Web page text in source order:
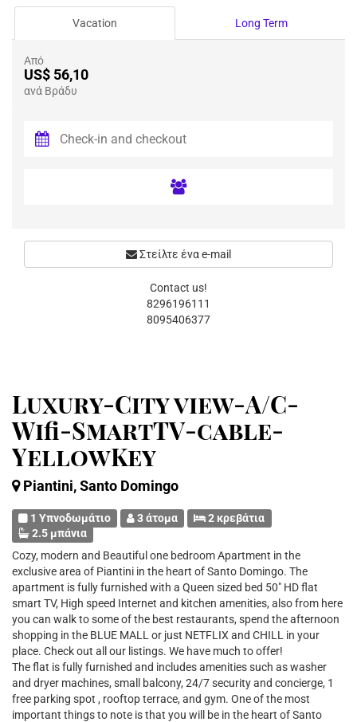
Luxury-City view-A/C-
Wifi-SmartTV-cable-
YellowKey
Piantini, Santo Domingo
1 Υπνοδωμάτιο 3 άτομα
2 κρεβάτια
2.5 μπάνια
Cozy, modern and Beautiful one bedroom Apartment in the
exclusive area of Piantini in the heart of Santo Domingo. The
apartment is fully furnished with a Queen sized bed 50" HD flat
smart TV, High speed Internet and kitchen amenities, also from here
you can walk to some of the best restaurants, spend the afternoon
shopping in the BLUE MALL or just NETFLIX and CHILL in your
place. Check out all our listings. We have much to offer!
The flat is fully furnished and includes amenities such as washer
and dryer machines, small balcony, 24/7 security and concierge, 1
free parking spot , rooftop terrace, and gym. One of the most
important things to note is that you will be in the heart of Santo
Vacation Long Term
Από
US$ 56,10
ανά Βράδυ
Στείλτε ένα e-mail
Contact us!
8296196111
8095406377